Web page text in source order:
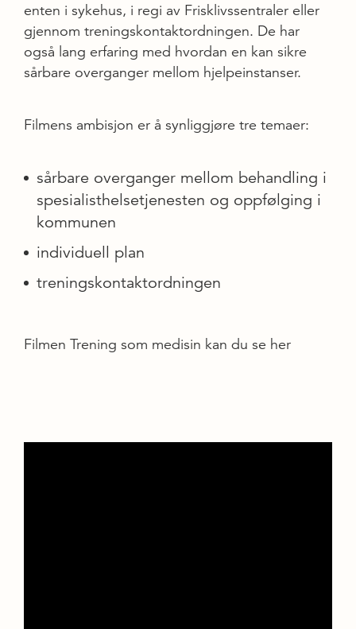
enten i sykehus, i regi av Frisklivssentraler eller
gjennom treningskontaktordningen. De har
også lang erfaring med hvordan en kan sikre
sårbare overganger mellom hjelpeinstanser.
Filmens ambisjon er å synliggjøre tre temaer:
sårbare overganger mellom behandling i
spesialisthelsetjenesten og oppfølging i
kommunen
individuell plan
treningskontaktordningen
Filmen Trening som medisin kan du se her